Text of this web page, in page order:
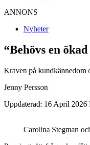
ANNONS
Nyheter
“Behövs en
Kraven på kundkännedom
Jenny Persson
Uppdaterad: 16 April 2026
Carolina Stegman